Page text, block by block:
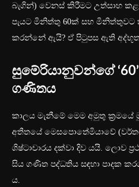
බැගින්) වෙනස් කිරීමට උත්සාහ
පැයට මිනිත්තු 60ක් සහ
කරන්නේ ඇයි? ඒ පිටුපස ඇති අද්භූත
සුමේරියානුවන්ගේ
ගණිතය
කාලය මැනීමේ මෙම අමුතු ක්‍රමයේ
අතීතයේ මෙසපොතේමියාවේ
ශිෂ්ටාචාරය දක්වා දිව යයි. ලොව
සිය ගණිත පද්ධතිය සඳහා පාදක
ය.